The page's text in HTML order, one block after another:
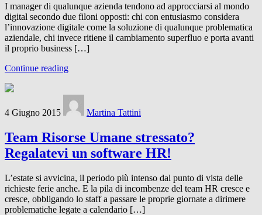
I manager di qualunque azienda tendono ad approcciarsi al mondo
digital secondo due filoni opposti: chi con entusiasmo considera
l’innovazione digitale come la soluzione di qualunque problematica
aziendale, chi invece ritiene il cambiamento superfluo e porta avanti
il proprio business […]
Continue reading
4 Giugno 2015 Martina Tattini
Team Risorse Umane stressato?
Regalatevi un software HR!
L’estate si avvicina, il periodo più intenso dal punto di vista delle
richieste ferie anche. E la pila di incombenze del team HR cresce e
cresce, obbligando lo staff a passare le proprie giornate a dirimere
problematiche legate a calendario […]